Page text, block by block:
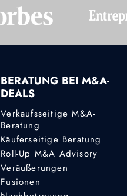
BERATUNG BEI M&A-
DEALS
Verkaufsseitige M&A-
Beratung
Käuferseitige Beratung
Roll-Up M&A Advisory
Veräußerungen
Fusionen